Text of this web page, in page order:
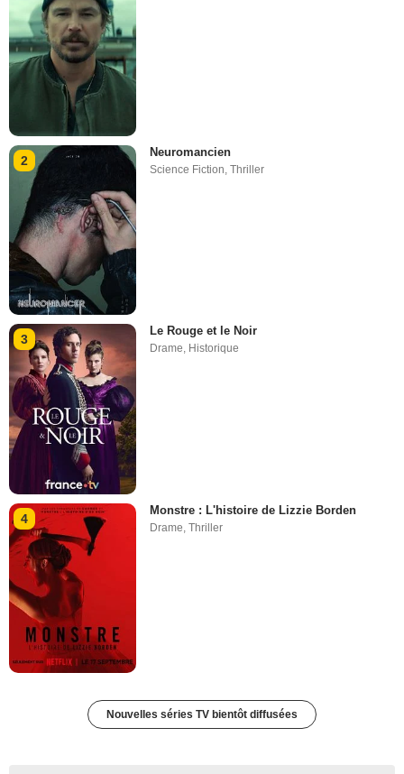
2
Neuromancien
Science Fiction,Thriller
3
Le Rouge et le Noir
Drame, Historique
4
Monstre : L'histoire de Lizzie Borden
Drame ,Thriller
Nouvelles séries TV bientôt diffusées